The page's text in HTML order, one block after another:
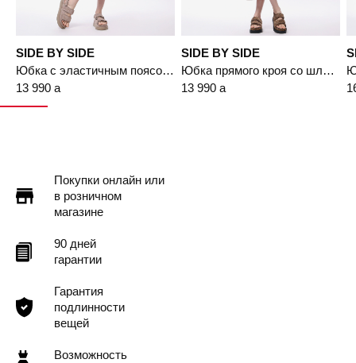
SIDE BY SIDE
Юбка с эластичным поясом в полоску
13 990 a
SIDE BY SIDE
Юбка прямого кроя со шлицей спереди
13 990 a
Покупки онлайн или
в розничном
магазине
90 дней
гарантии
Гарантия
подлинности
вещей
Возможность